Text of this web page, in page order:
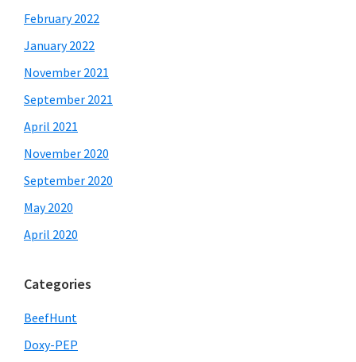
February 2022
January 2022
November 2021
September 2021
April 2021
November 2020
September 2020
May 2020
April 2020
Categories
BeefHunt
Doxy-PEP